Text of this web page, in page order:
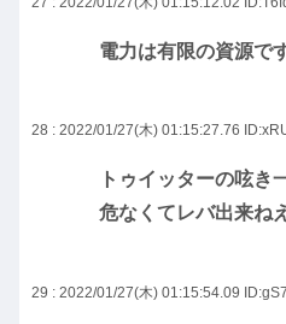
電力は有限の資源で
28 : 2022/01/27(木) 01:15:27.76
トゥイッターの呟き
危なくてレバ出来ね
29 : 2022/01/27(木) 01:15:54.09